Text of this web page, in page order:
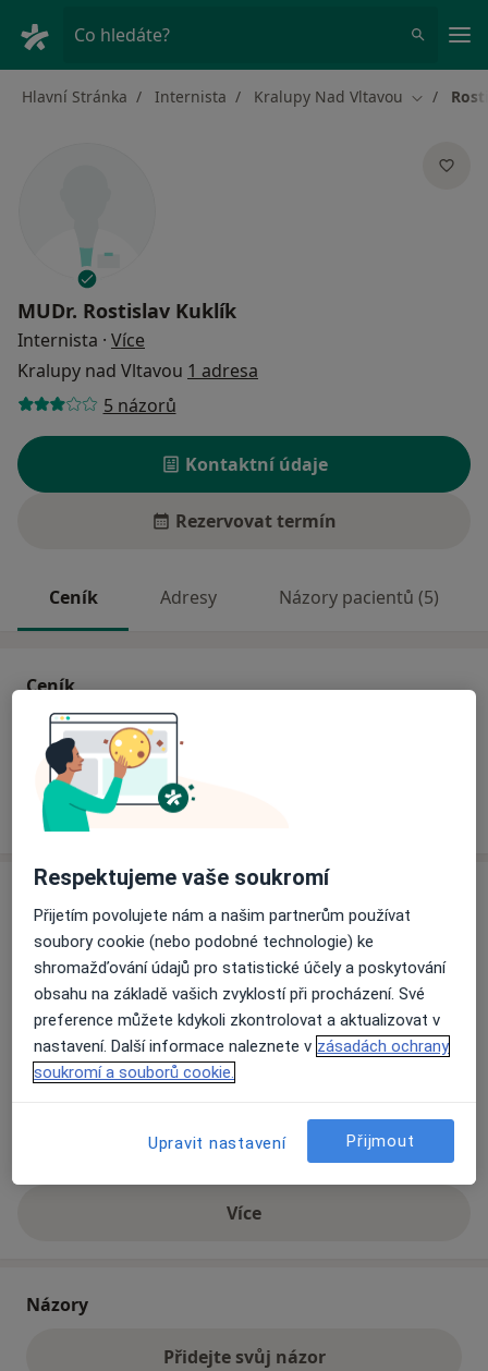
Co hledáte?
Hlavní Stránka Internista Kralupy Nad Vltavou Změna
MUDr. Rostislav Kuklík
Internista · Více
Kralupy nad Vltavou 1 adresa
5 názorů
Kontaktní údaje
Rezervovat termín
Ceník Adresy Názory pacientů (5)
Ceník
Informace o službách a cenách nejsou k dispozici
Tento specialista ještě nepřidával žádné informace o
svých službách.
Adresa
Ordinace specialisty - interní
Hůrka 1039, Kralupy nad Vltavou27801
Přiblížit mapuse otevře v nové záložce
Co mám v takové situaci udělat?
Víceo adrese
Názory
Přidejte svůj názor
Respektujeme vaše soukromí
Přijetím povolujete nám a našim partnerům používat
soubory cookie (nebo podobné technologie) ke
shromažďování údajů pro statistické účely a poskytování
obsahu na základě vašich zvyklostí při procházení. Své
preference můžete kdykoli zkontrolovat a aktualizovat v
nastavení. Další informace naleznete v zásadách ochrany
soukromí a souborů cookie.
Upravit nastavení Přijmout